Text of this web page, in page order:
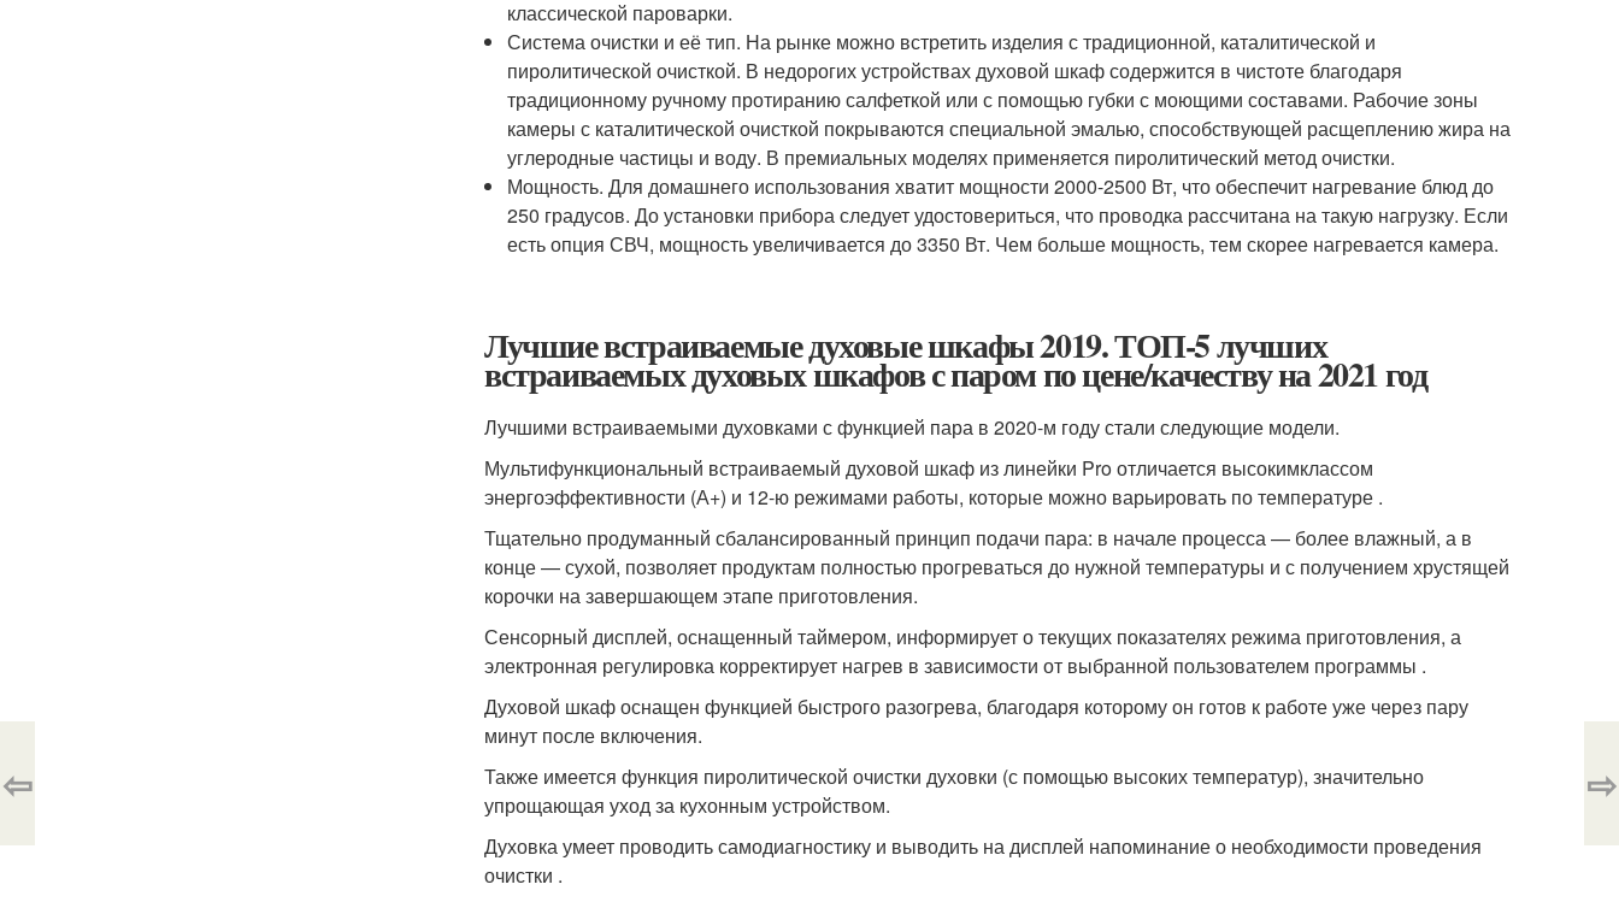
классической пароварки.
Система очистки и её тип. На рынке можно встретить изделия с традиционной, каталитической и
пиролитической очисткой. В недорогих устройствах духовой шкаф содержится в чистоте благодаря
традиционному ручному протиранию салфеткой или с помощью губки с моющими составами. Рабочие зоны
камеры с каталитической очисткой покрываются специальной эмалью, способствующей расщеплению жира на
углеродные частицы и воду. В премиальных моделях применяется пиролитический метод очистки.
Мощность. Для домашнего использования хватит мощности 2000-2500 Вт, что обеспечит нагревание блюд до
250 градусов. До установки прибора следует удостовериться, что проводка рассчитана на такую нагрузку. Если
есть опция СВЧ, мощность увеличивается до 3350 Вт. Чем больше мощность, тем скорее нагревается камера.
Лучшие встраиваемые духовые шкафы 2019. ТОП-5 лучших
встраиваемых духовых шкафов с паром по цене/качеству на 2021 год
Лучшими встраиваемыми духовками с функцией пара в 2020-м году стали следующие модели.
Мультифункциональный встраиваемый духовой шкаф из линейки Pro отличается высокимклассом
энергоэффективности (А+) и 12-ю режимами работы, которые можно варьировать по температуре .
Тщательно продуманный сбалансированный принцип подачи пара: в начале процесса — более влажный, а в
конце — сухой, позволяет продуктам полностью прогреваться до нужной температуры и с получением хрустящей
корочки на завершающем этапе приготовления.
Сенсорный дисплей, оснащенный таймером, информирует о текущих показателях режима приготовления, а
электронная регулировка корректирует нагрев в зависимости от выбранной пользователем программы .
Духовой шкаф оснащен функцией быстрого разогрева, благодаря которому он готов к работе уже через пару
минут после включения.
Также имеется функция пиролитической очистки духовки (с помощью высоких температур), значительно
упрощающая уход за кухонным устройством.
Духовка умеет проводить самодиагностику и выводить на дисплей напоминание о необходимости проведения
очистки .
⇦ ⇨